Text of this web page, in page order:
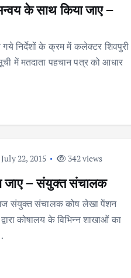
के साथ किया जाए –
गये निर्देशों के क्रम में कलेक्टर शिवपुरी
में मतदाता पहचान पत्र को आधार
22, 2015 342 views
जाए – संयुक्त संचालक
आज संयुक्त संचालक कोष लेखा पेंशन
कोषालय के विभिन्न शाखाओं का